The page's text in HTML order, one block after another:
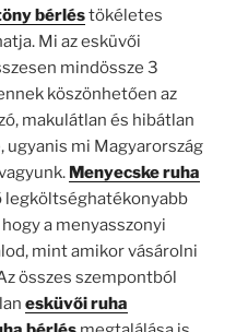
bérléstökéletes
Mi az esküvői
mindössze 3
köszönhetően az
makulátlan és hibátlan
ugyanis mi Magyarország
Menyecske ruha
legköltséghatékonyabb
a menyasszonyi
mint amikor vásárolni
összes szempontból
esküvői ruha